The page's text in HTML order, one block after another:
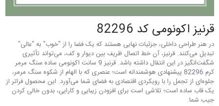
قرنيز اکونومی کد 82296
در هنر طراحی داخلی، جزئیات نهایی هستند که یک فضا را از "خوب" به "عالی"
تبدیل می‌کنند. قرنیز، آن خط اتصال ظریف بین دیوار و کف، می‌تواند تأثیری
شگفت‌انگیز در این انتقال داشته باشد. قرنیز 9 سانت اکونومی ساده سنگ مرمر
کرم 82296 پیشنهادی هوشمندانه است؛ عنصری که با الهام از شکوه سنگ مرمر،
جلوه‌ای از تجمل را با رویکردی اقتصادی به فضای شما می‌آورد. این محصول فراتر از
یک قاب ساده است؛ تلاشی است برای افزودن زیبایی و کارایی، بدون خالی کردن
جیب شما.